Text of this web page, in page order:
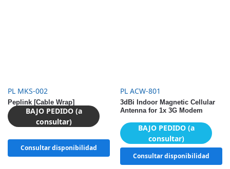
PL MKS-002
Peplink [Cable Wrap]
Consultar disponibilidad
BAJO PEDIDO (a
consultar)
PL ACW-801
3dBi Indoor Magnetic Cellular
Antenna for 1x 3G Modem
Consultar disponibilidad
BAJO PEDIDO (a
consultar)